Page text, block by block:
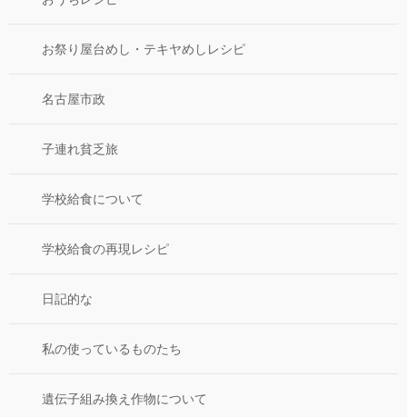
お祭り屋台めし・テキヤめしレシピ
名古屋市政
子連れ貧乏旅
学校給食について
学校給食の再現レシピ
日記的な
私の使っているものたち
遺伝子組み換え作物について